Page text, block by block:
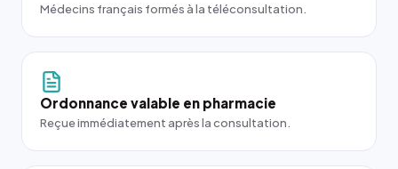
Médecins français formés à la téléconsultation.
Ordonnance valable en pharmacie
Reçue immédiatement après la consultation.